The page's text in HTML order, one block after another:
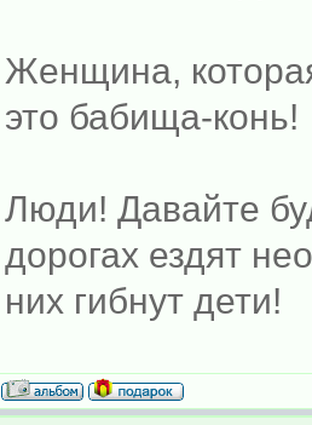
Женщина,
это бабища-конь!
Люди! Давайте
дорогах ездят
них гибнут дети!